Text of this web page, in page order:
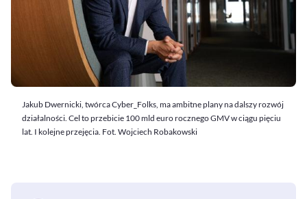
Jakub Dwernicki, twórca Cyber_Folks, ma ambitne plany na dalszy rozwój
działalności. Cel to przebicie 100 mld euro rocznego GMV w ciągu pięciu
lat. I kolejne przejęcia. Fot. Wojciech Robakowski